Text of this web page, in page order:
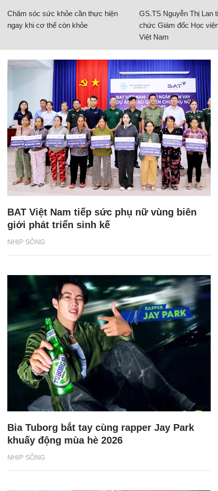
Chăm sóc sức khỏe cần thực hiện
ngay khi cơ thể còn khỏe
GS.TS Nguyễn Thị Lan
chức Giám đốc Học
Việt Nam
NHỊP SỐNG
BAT Việt Nam tiếp sức phụ nữ vùng biên
giới phát triển sinh kế
NHỊP SỐNG
Bia Tuborg bắt tay cùng rapper Jay Park
khuấy động mùa hè 2026